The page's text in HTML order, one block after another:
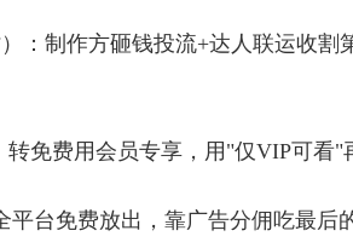
）：制作方砸钱投流+达人联运收
转免费用会员专享，用"仅VIP可看
平台免费放出，靠广告分佣吃最后